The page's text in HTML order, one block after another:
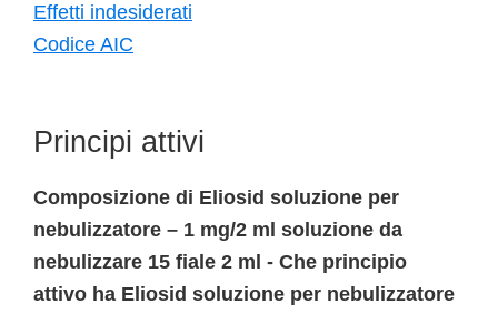
Effetti indesiderati
Codice AIC
Principi attivi
Composizione di Eliosid soluzione per
nebulizzatore – 1 mg/2 ml soluzione da
nebulizzare 15 fiale 2 ml - Che principio
attivo ha Eliosid soluzione per nebulizzatore